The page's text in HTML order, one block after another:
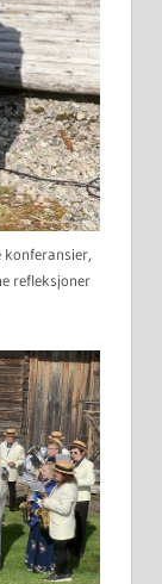
konferansier,
refleksjoner